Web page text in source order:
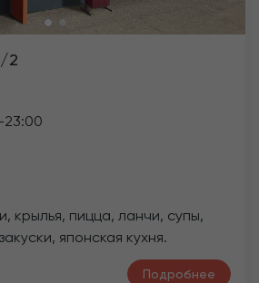
2
23:00
крылья, пицца, ланчи, супы,
японская кухня.
Подробнее